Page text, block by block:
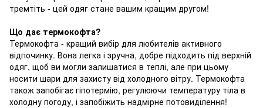
тремтіть - цей одяг стане вашим кращим другом!
Що дає термокофта?
Термокофта - кращий вибір для любителів активного
відпочинку. Вона легка і зручна, добре підходить під верхній
одяг, щоб ви могли залишатися в теплі, але при цьому
носити шари для захисту від холодного вітру. Термокофта
також запобігає гіпотермію, регулюючи температуру тіла в
холодну погоду, і запобіжить надмірне потовиділення!